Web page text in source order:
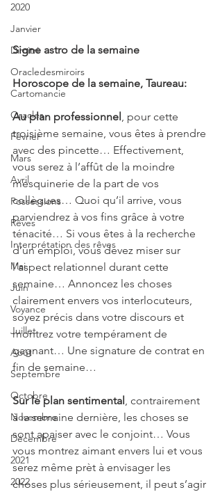
2020
Janvier
Dimitri
Oracledesmiroirs
Cartomancie
Oracles
Février
Mars
Avril
Possessions
Rêves
Interprétation des rêves
Mai
Juin
Voyance
Juillet
Août
Septembre
Octobre
Novembre
Décembre
2021
2022
Signe astro de la semaine
Horoscope de la semaine, Taureau:
Au plan professionnel , pour cette
troisième semaine, vous êtes à prendre
avec des pincette… Effectivement,
vous serez à l’affût de la moindre
mesquinerie de la part de vos
collègues… Quoi qu’il arrive, vous
parviendrez à vos fins grâce à votre
ténacité… Si vous êtes à la recherche
d’un emploi, vous devez miser sur
l’aspect relationnel durant cette
semaine… Annoncez les choses
clairement envers vos interlocuteurs,
soyez précis dans votre discours et
montrez votre tempérament de
gagnant… Une signature de contrat en
fin de semaine…
Sur le plan sentimental , contrairement
à la semaine dernière, les choses se
sont apaiser avec le conjoint… Vous
vous montrez aimant envers lui et vous
serez même prèt à envisager les
choses plus sérieusement, il peut s’agir